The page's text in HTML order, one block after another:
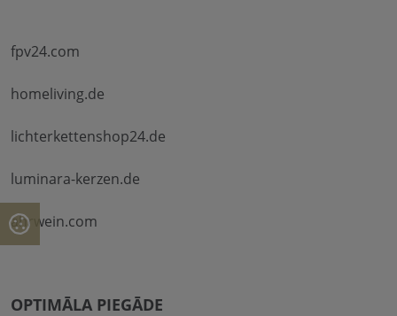
fpv24.com
homeliving.de
lichterkettenshop24.de
luminara-kerzen.de
ahrwein.com
OPTIMĀLA PIEGĀDE